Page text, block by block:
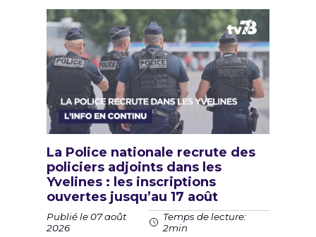
La Police nationale recrute des
policiers adjoints dans les
Yvelines : les inscriptions
ouvertes jusqu’au 17 août
Publié le 07 août
2026
Temps de lecture:
2min